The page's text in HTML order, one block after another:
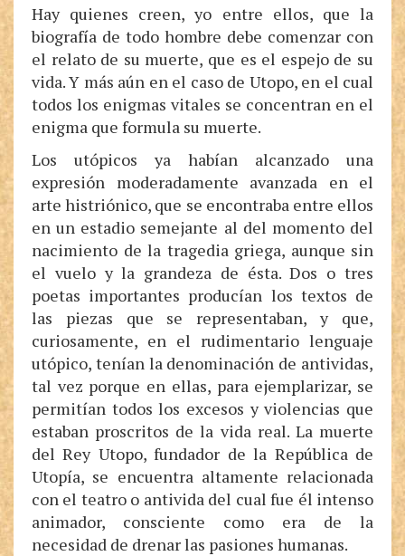
Hay quienes creen, yo entre ellos, que la
biografía de todo hombre debe comenzar con
el relato de su muerte, que es el espejo de su
vida. Y más aún en el caso de Utopo, en el cual
todos los enigmas vitales se concentran en el
enigma que formula su muerte.
Los utópicos ya habían alcanzado una
expresión moderadamente avanzada en el
arte histriónico, que se encontraba entre ellos
en un estadio semejante al del momento del
nacimiento de la tragedia griega, aunque sin
el vuelo y la grandeza de ésta. Dos o tres
poetas importantes producían los textos de
las piezas que se representaban, y que,
curiosamente, en el rudimentario lenguaje
utópico, tenían la denominación de antividas,
tal vez porque en ellas, para ejemplarizar, se
permitían todos los excesos y violencias que
estaban proscritos de la vida real. La muerte
del Rey Utopo, fundador de la República de
Utopía, se encuentra altamente relacionada
con el teatro o antivida del cual fue él intenso
animador, consciente como era de la
necesidad de drenar las pasiones humanas.